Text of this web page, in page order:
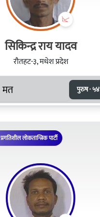
सिकिन्द्र राय यादव
रौतहट-३, मधेश प्रदेश
मत पुरुष · ५४
प्रगतिशील लोकतान्त्रिक पार्टी